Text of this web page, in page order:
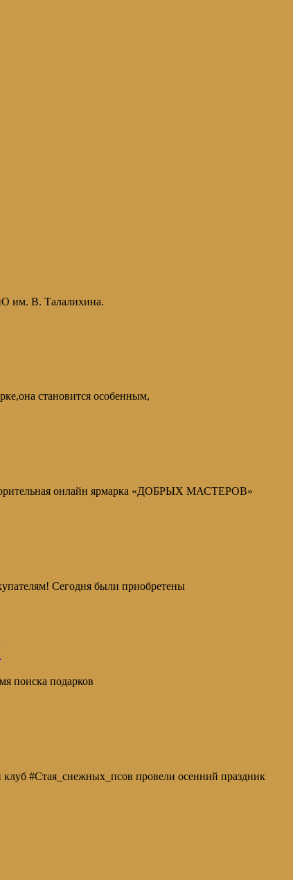
им. В. Талалихина.
становится особенным,
онлайн ярмарка «ДОБРЫХ МАСТЕРОВ»
Сегодня были приобретены
подарков
#Стая_снежных_псов провели осенний праздник